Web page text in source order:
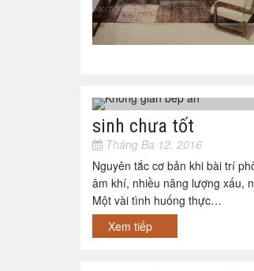
sinh chưa tốt
Tháng Ba 12, 2016
Nguyên tắc cơ bản khi bài trí
âm khí, nhiều năng lượng xấu,
Một vài tình huống thực…
Xem tiếp